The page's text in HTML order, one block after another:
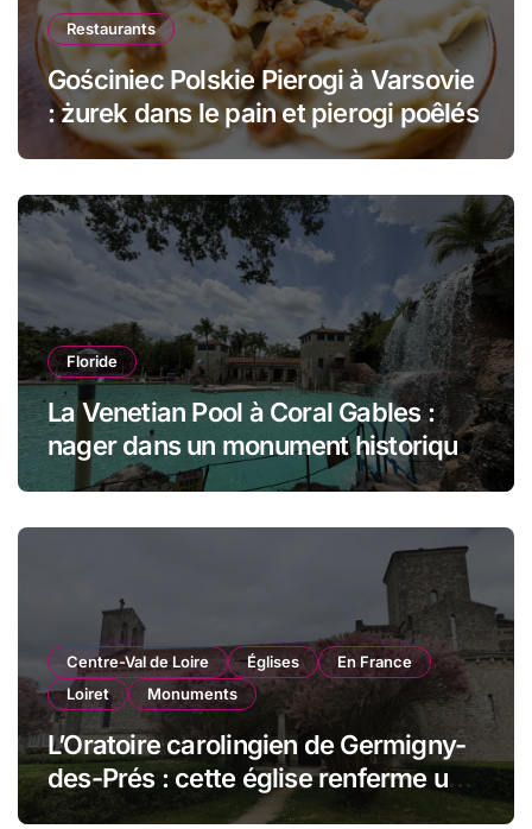
Restaurants
Gościniec Polskie Pierogi à Varsovie
: żurek dans le pain et pierogi poêlés
Floride
La Venetian Pool à Coral Gables :
nager dans un monument historique
de Miami
Centre-Val de Loire Églises
En France
Loiret
Monuments
L’Oratoire carolingien de Germigny-
des-Prés : cette église renferme une
magnifique mosaïque carolingienne